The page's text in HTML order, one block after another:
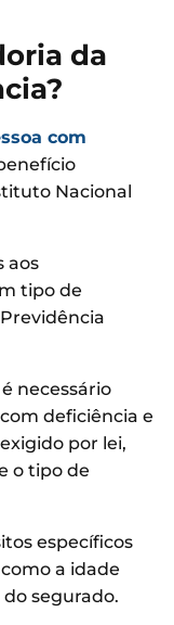
da
com
Nacional
aos
tipo de
é necessário
deficiência e
por lei,
o tipo de
específicos
a idade
segurado.